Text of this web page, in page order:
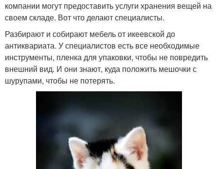
компании могут предоставить услуги хранения вещей на
своем складе. Вот что делают специалисты.
Разбирают и собирают мебель от икеевской до
антиквариата. У специалистов есть все необходимые
инструменты, пленка для упаковки, чтобы не повредить
внешний вид. И они знают, куда положить мешочки с
шурупами, чтобы не потерять.